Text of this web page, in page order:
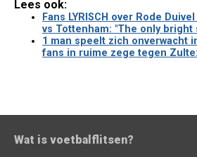
Lees ook:
Fans LYRISCH over Rode
vs Tottenham: "The only bright
1 man speelt zich onverwacht
fans in ruime zege tegen
Wat is voetbalflitsen?